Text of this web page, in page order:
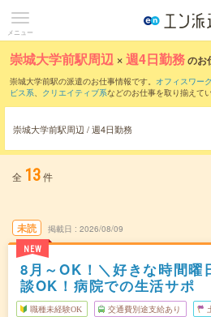
メニュー
崇城大学前駅周辺 ×週4日勤務のお
崇城大学前駅の派遣のお仕事情報です。 オフィスワー
ビス系、 クリエイティブ系などのお仕事を取り揃えて
崇城大学前駅周辺 / 週4日勤務
全 13件
未読
NEW
掲載日 2026/08/09
8月～OK！＼好きな時間曜
談OK！病院での生活サポ
職種未経験OK 交通費別途支給あり